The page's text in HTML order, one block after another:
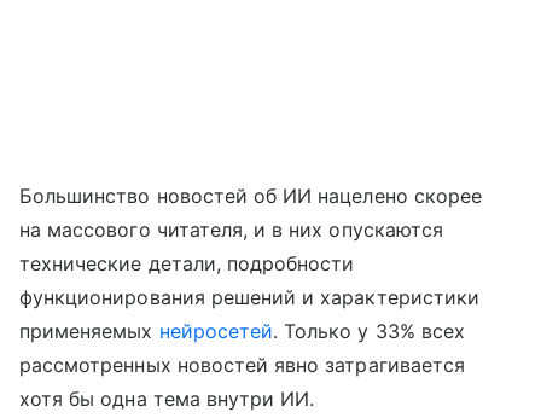
Большинство новостей об ИИ нацелено скорее
на массового читателя, и в них опускаются
технические детали, подробности
функционирования решений и характеристики
применяемых нейросетей. Только у 33% всех
рассмотренных новостей явно затрагивается
хотя бы одна тема внутри ИИ.